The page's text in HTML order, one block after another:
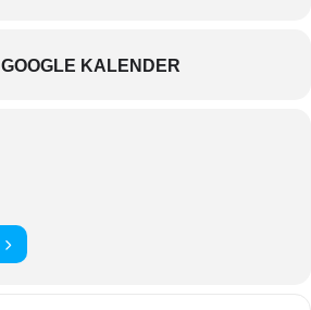
GOOGLE KALENDER